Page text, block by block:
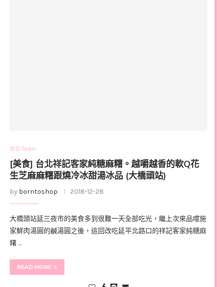
台北 Taipei
[美食] 台北祥記客家純糖麻糬。越嚼越香的軟Q花
生芝麻麻糬跟燒冷冰甜湯冰品 (大橋頭站)
by borntoshop 2018-12-28
大橋頭站延三夜市的美食多到很難一天全部吃光，繼上次來品嚐施
家鮮肉湯圓的鹹湯圓之後，這回改吃延平北路口的祥記客家純糖麻
糬 …
READ MORE